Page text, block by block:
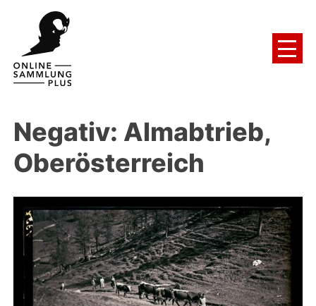
Negativ: Almabtrieb,
Oberösterreich